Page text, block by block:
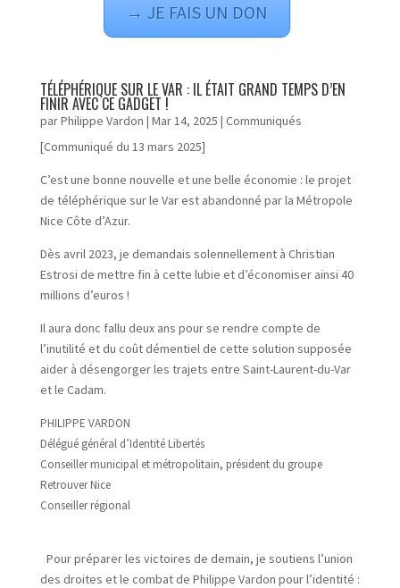
→ JE FAIS UN DON
TÉLÉPHÉRIQUE SUR LE VAR : IL ÉTAIT GRAND TEMPS D’EN
FINIR AVEC CE GADGET !
parPhilippe Vardon | Mar 14, 2025 | Communiqués
[Communiqué du 13 mars 2025]
C’est une bonne nouvelle et une belle économie : le projet
de téléphérique sur le Var est abandonné par la Métropole
Nice Côte d’Azur.
Dès avril 2023, je demandais solennellement à Christian
Estrosi de mettre fin à cette lubie et d’économiser ainsi 40
millions d’euros !
Il aura donc fallu deux ans pour se rendre compte de
l’inutilité et du coût démentiel de cette solution supposée
aider à désengorger les trajets entre Saint-Laurent-du-Var
et le Cadam.
PHILIPPE VARDON
Délégué général d’Identité Libertés
Conseiller municipal et métropolitain, président du groupe
Retrouver Nice
Conseiller régional
Pour préparer les victoires de demain, je soutiens l’union
des droites et le combat de Philippe Vardon pour l’identité :